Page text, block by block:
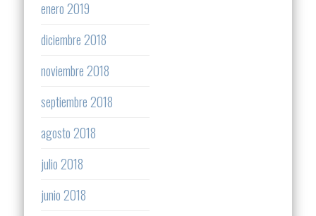
enero 2019
diciembre 2018
noviembre 2018
septiembre 2018
agosto 2018
julio 2018
junio 2018